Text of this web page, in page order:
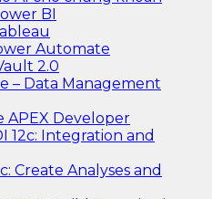
BI
Automate
2.0
– Data Management
APEX Developer
12c: Integration and
Create Analyses and